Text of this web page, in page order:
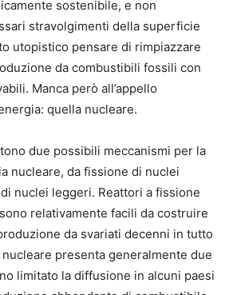
sostenibile, e non
stravolgimenti della superficie
utopistico pensare di rimpiazzare
da combustibili fossili con
Manca però all’appello
quella nucleare.
due possibili meccanismi per la
nucleare, da fissione di nuclei
nuclei leggeri. Reattori a fissione
relativamente facili da costruire
da svariati decenni in tutto
presenta generalmente due
limitato la diffusione in alcuni paesi